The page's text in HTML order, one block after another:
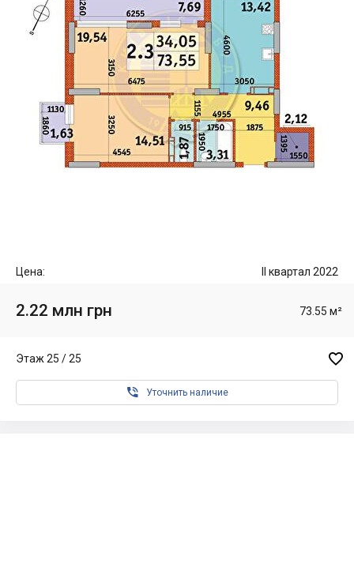
Цена: II квартал 2022
2.22 млн грн 73.55 м²
Этаж 25 / 25 
 Уточнить наличие